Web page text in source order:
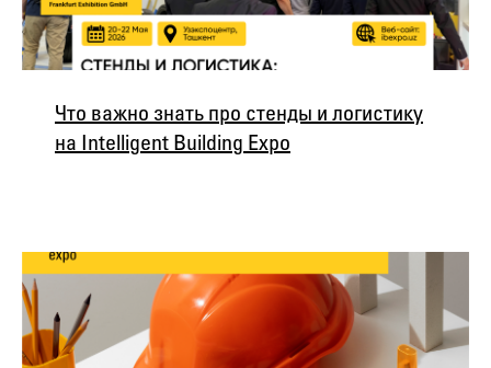
Что важно знать про стенды и логистику
на Intelligent Building Expo